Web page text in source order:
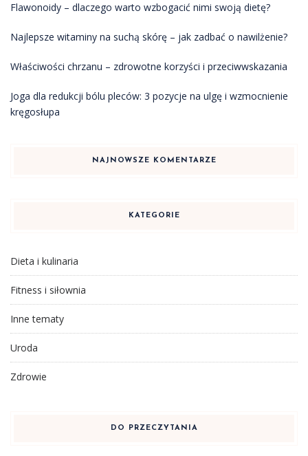
Flawonoidy – dlaczego warto wzbogacić nimi swoją dietę?
Najlepsze witaminy na suchą skórę – jak zadbać o nawilżenie?
Właściwości chrzanu – zdrowotne korzyści i przeciwwskazania
Joga dla redukcji bólu pleców: 3 pozycje na ulgę i wzmocnienie
kręgosłupa
NAJNOWSZE KOMENTARZE
KATEGORIE
Dieta i kulinaria
Fitness i siłownia
Inne tematy
Uroda
Zdrowie
DO PRZECZYTANIA